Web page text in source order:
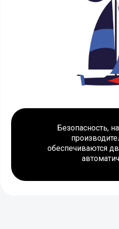
Безопасность,
обеспечиваются